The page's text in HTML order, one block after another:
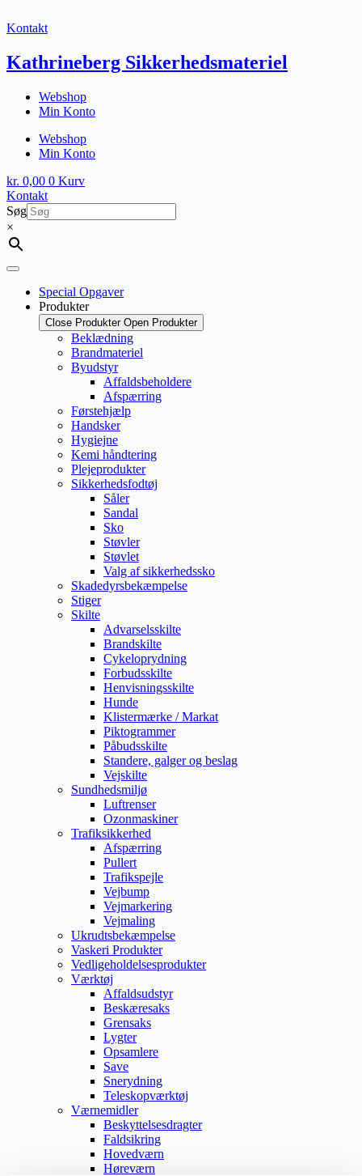
til
Kontakt
Kathrineberg Sikkerhedsmateriel
Webshop
Min Konto
Webshop
Min Konto
kr. 0,00 0 Kurv
Kontakt
Søg
×
Special Opgaver
Produkter
Close Produkter Open Produkter
Beklædning
Brandmateriel
Byudstyr
Affaldsbeholdere
Afspærring
Førstehjælp
Handsker
Hygiejne
Kemi håndtering
Plejeprodukter
Sikkerhedsfodtøj
Såler
Sandal
Sko
Støvler
Støvlet
Valg af sikkerhedssko
Skadedyrsbekæmpelse
Stiger
Skilte
Advarselsskilte
Brandskilte
Cykeloprydning
Forbudsskilte
Henvisningsskilte
Hunde
Klistermærke / Markat
Piktogrammer
Påbudsskilte
Standere, galger og beslag
Vejskilte
Sundhedsmiljø
Luftrenser
Ozonmaskiner
Trafiksikkerhed
Afspærring
Pullert
Trafikspejle
Vejbump
Vejmarkering
Vejmaling
Ukrudtsbekæmpelse
Vaskeri Produkter
Vedligeholdelsesprodukter
Værktøj
Affaldsudstyr
Beskæresaks
Grensaks
Lygter
Opsamlere
Save
Snerydning
Teleskopværktøj
Værnemidler
Beskyttelsesdragter
Faldsikring
Hovedværn
Høreværn